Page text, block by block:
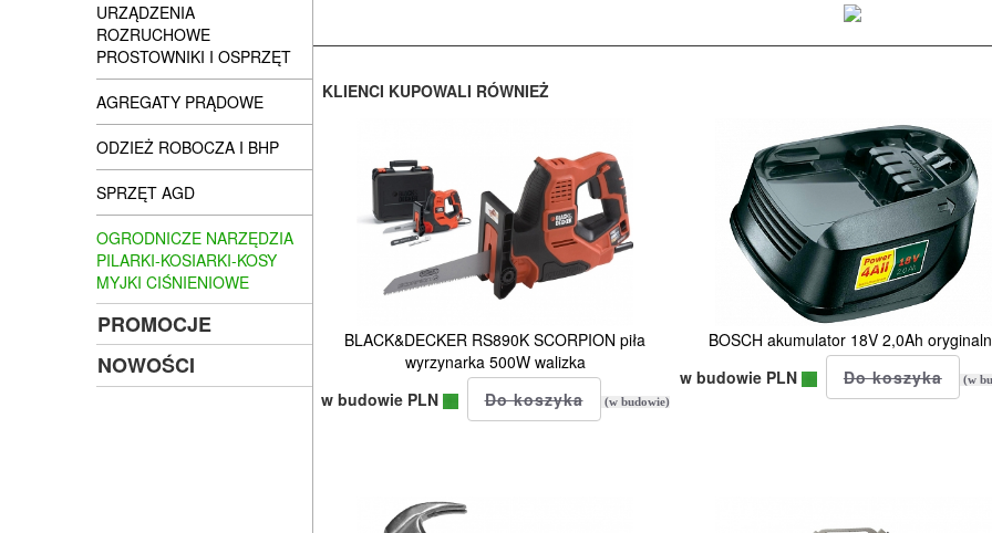
URZĄDZENIA
ROZRUCHOWE
PROSTOWNIKI I OSPRZĘT
AGREGATY PRĄDOWE
ODZIEŻ ROBOCZA I BHP
SPRZĘT AGD
OGRODNICZE NARZĘDZIA
PILARKI-KOSIARKI-KOSY
MYJKI CIŚNIENIOWE
PROMOCJE
NOWOŚCI
KLIENCI KUPOWALI RÓWNIEŻ
BLACK&DECKER RS890K SCORPION piła
wyrzynarka 500W walizka
w budowie PLN
(w budowie)
BOSCH akumulator 18V 2,0Ah
w budowie PLN
(w